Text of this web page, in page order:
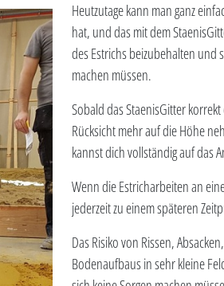
Heutzutage kann man ganz
hat, und das mit dem
des Estrichs beizubehalten und
machen müssen.
Sobald das StaenisGitter
Rücksicht mehr auf die Höhe
kannst dich vollständig auf das
Wenn die Estricharbeiten an
jederzeit zu einem späteren
Das Risiko von Rissen,
Bodenaufbaus in sehr kleine